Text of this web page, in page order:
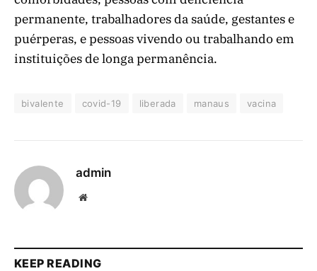
permanente, trabalhadores da saúde, gestantes e
puérperas, e pessoas vivendo ou trabalhando em
instituições de longa permanência.
bivalente covid-19 liberada manaus vacina
admin
Website
KEEP READING